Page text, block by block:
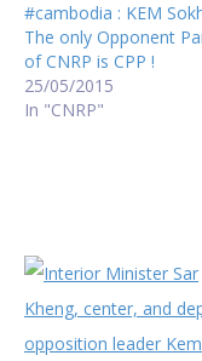
#cambodia : KEM
The only Opponent
of CNRP is CPP !
25/05/2015
In "CNRP"